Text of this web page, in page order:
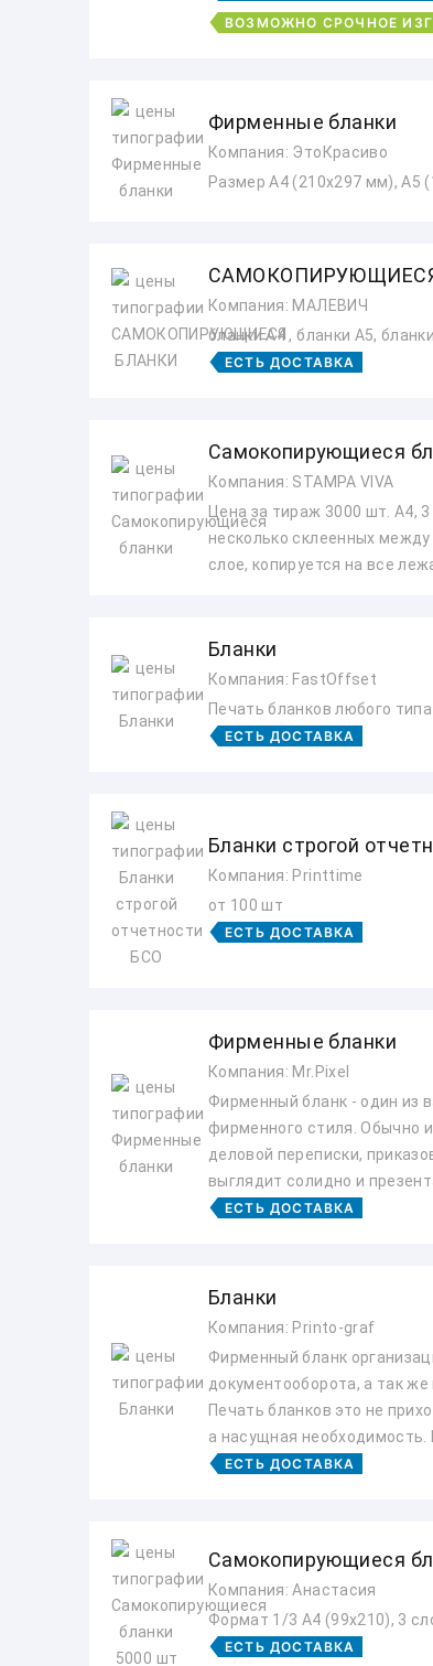
ВОЗМОЖНО СРОЧНОЕ
Фирменные бланки
Компания: ЭтоКрасиво
Размер А4 (210х297 мм), А5
Компания: МАЛЕВИЧ
бланки А4 , бланки А5,
ЕСТЬ ДОСТАВКА
Самокопирующиеся
Компания: STAMPA VIVA
Цена за тираж 3000 шт. А4,
несколько склеенных
слое, копируется на все
Бланки
Компания: FastOffset
Печать бланков любого типа
ЕСТЬ ДОСТАВКА
Бланки строгой
Компания: Printtime
от 100 шт
ЕСТЬ ДОСТАВКА
Фирменные бланки
Компания: Mr.Pixel
Фирменный бланк - один из
фирменного стиля. Обычно
деловой переписки,
выглядит солидно и
ЕСТЬ ДОСТАВКА
Бланки
Компания: Printo-graf
Фирменный бланк
документооборота, а так
Печать бланков это не
а насущная необходимость.
ЕСТЬ ДОСТАВКА
Самокопирующиеся
Компания: Анастасия
Формат 1/3 А4 (99х210), 3
ЕСТЬ ДОСТАВКА